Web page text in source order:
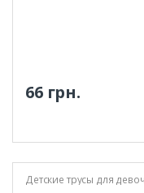
66 грн.
Детские трусы для